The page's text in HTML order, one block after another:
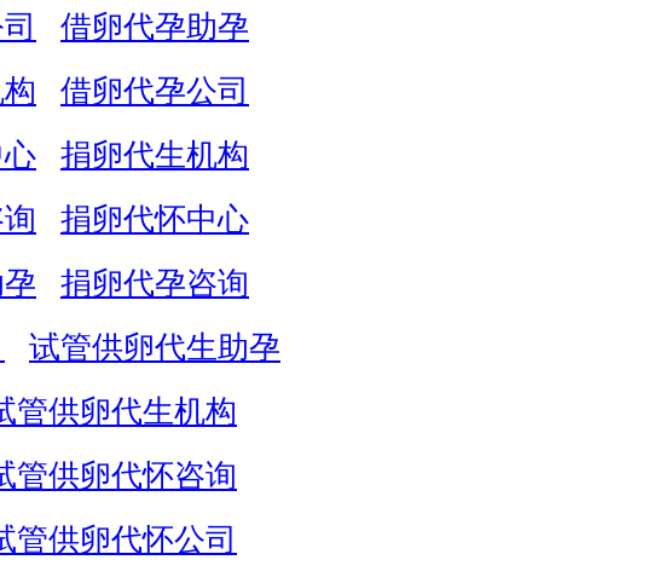
借卵代孕助孕
借卵代孕公司
捐卵代生机构
捐卵代怀中心
捐卵代孕咨询
试管供卵代生助孕
管供卵代生机构
管供卵代怀咨询
管供卵代怀公司